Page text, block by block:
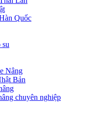
LITHIUM
Quốc
su
Nâng
Bản
chuyên nghiệp